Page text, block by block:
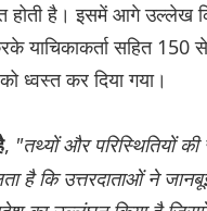
होती है। इसमें आगे उल्लेख
याचिकाकर्ता सहित 150
को ध्वस्त कर दिया गया।
, "तथ्यों और परिस्थितियों
है कि उत्तरदाताओं ने